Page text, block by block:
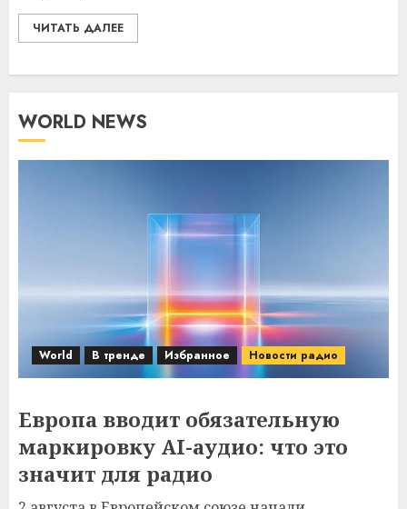
ЧИТАТЬ ДАЛЕЕ
WORLD NEWS
World В тренде Избранное Новости радио
Европа вводит обязательную
маркировку AI-аудио: что это
значит для радио